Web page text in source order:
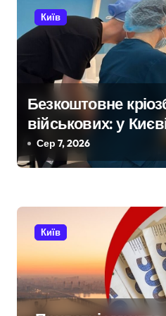
і
Київ
Безкоштовне
військових: у
репродуктивної
Сер 7, 2026
Київ